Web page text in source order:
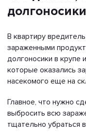
В квартиру
зараженными
долгоносики в крупе
которые оказались
насекомого еще на
Главное, что нужно
выбросить всю
тщательно убраться